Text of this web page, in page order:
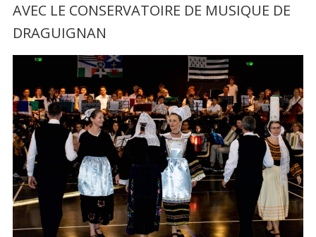
AVEC LE CONSERVATOIRE DE MUSIQUE DE
DRAGUIGNAN